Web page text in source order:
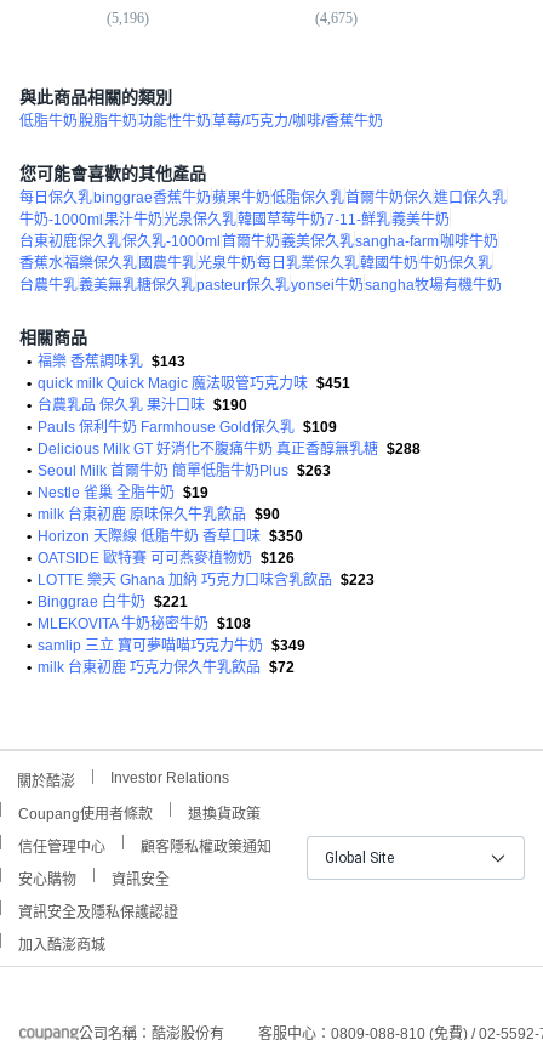
(5,196) (4,675)
與此商品相關的類別
低脂牛奶脫脂牛奶功能性牛奶草莓/巧克力/咖啡/香蕉牛奶
您可能會喜歡的其他產品
每日保久乳binggrae香蕉牛奶蘋果牛奶低脂保久乳首爾牛奶保久進口保久乳
牛奶-1000ml 果汁牛奶光泉保久乳韓國草莓牛奶7-11-鮮乳義美牛奶
台東初鹿保久乳保久乳-1000ml 首爾牛奶義美保久乳sangha-farm咖啡牛奶
香蕉水福樂保久乳國農牛乳光泉牛奶每日乳業保久乳韓國牛奶牛奶保久乳
台農牛乳義美無乳糖保久乳pasteur保久乳yonsei牛奶sangha牧場有機牛奶
相關商品
• 福樂 香蕉調味乳 $143
• quick milk Quick Magic 魔法吸管巧克力味 $451
• 台農乳品 保久乳 果汁口味 $190
• Pauls 保利牛奶 Farmhouse Gold保久乳 $109
• Delicious Milk GT 好消化不腹痛牛奶 真正香醇無乳糖 $288
• Seoul Milk 首爾牛奶 簡單低脂牛奶Plus $263
• Nestle 雀巢 全脂牛奶 $19
• milk 台東初鹿 原味保久牛乳飲品 $90
• Horizon 天際線 低脂牛奶 香草口味 $350
• OATSIDE 歐特賽 可可燕麥植物奶 $126
• LOTTE 樂天 Ghana 加納 巧克力口味含乳飲品 $223
• Binggrae 白牛奶 $221
• MLEKOVITA 牛奶秘密牛奶 $108
• samlip 三立 寶可夢喵喵巧克力牛奶 $349
• milk 台東初鹿 巧克力保久牛乳飲品 $72
關於酷澎 Investor Relations
Coupang使用者條款
退換貨政策
信任管理中心
顧客隱私權政策通知
安心購物
資訊安全
資訊安全及隱私保護認證
加入酷澎商城
Global Site
公司名稱：酷澎股份有 客服中心：0809-088-810 (免費) / 02-